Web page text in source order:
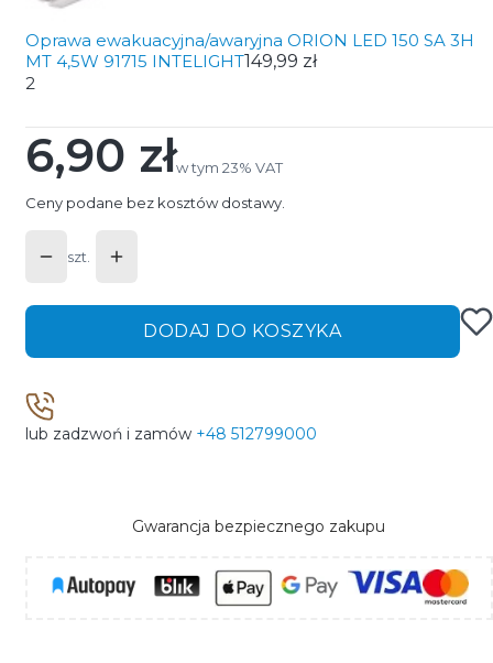
Oprawa ewakuacyjna/awaryjna ORION LED 150 SA 3H
MT 4,5W 91715 INTELIGHT149,99 zł
2
Cena
6,90 złw tym 23% VAT
w tym 23% VAT
Ceny podane bez kosztów dostawy.
szt.
DODAJ DO KOSZYKA
lub zadzwoń i zamów +48 512799000
Gwarancja bezpiecznego zakupu